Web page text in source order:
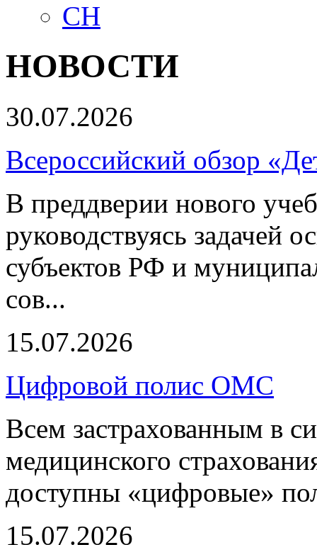
CH
НОВОСТИ
30.07.2026
Всероссийский обзор
В преддверии нового
руководствуясь задачей
субъектов РФ и
сов...
15.07.2026
Цифровой полис ОМС
Всем застрахованным в
медицинского
доступны «цифровые»
15.07.2026